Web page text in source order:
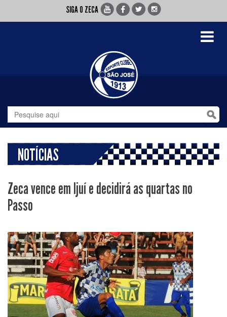
SIGA O ZECA
Toggle
NOTÍCIAS
Zeca vence em Ijuí e decidirá as quartas no
Passo